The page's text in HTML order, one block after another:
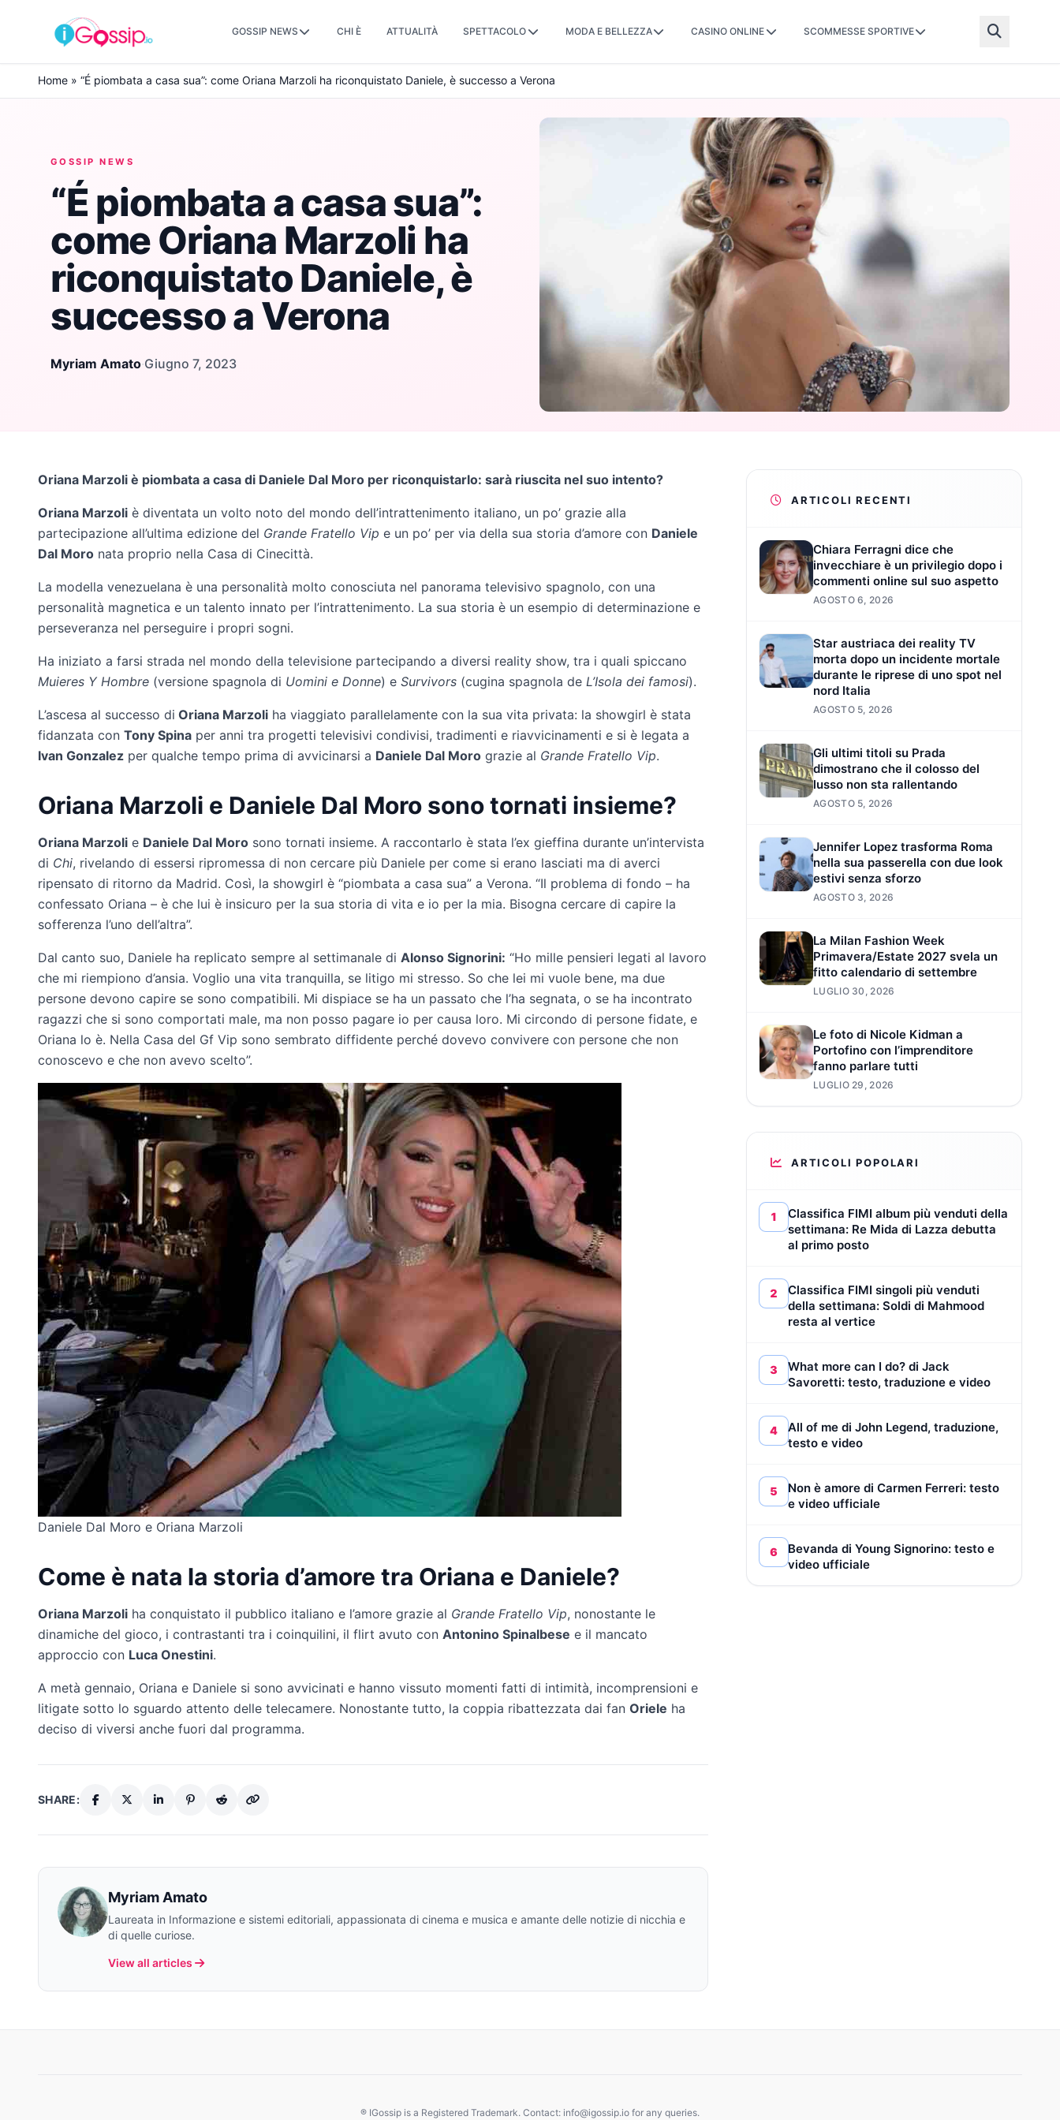
Skip to content
GOSSIP NEWS CHI È ATTUALITÀ SPETTACOLO MODA E BELLEZZA CASINO ONLINE SCOMMESSE SPORTIVE
Home » “É piombata a casa sua”: come Oriana Marzoli ha riconquistato Daniele, è successo a Verona
GOSSIP NEWS
“É piombata a casa sua”:
come Oriana Marzoli ha
riconquistato Daniele, è
successo a Verona
Myriam Amato·Giugno 7, 2023
Oriana Marzoli è piombata a casa di Daniele Dal Moro per riconquistarlo: sarà riuscita nel suo intento?
Oriana Marzoli è diventata un volto noto del mondo dell’intrattenimento italiano, un po’ grazie alla
partecipazione all’ultima edizione del Grande Fratello Vip e un po’ per via della sua storia d’amore con Daniele
Dal Moro nata proprio nella Casa di Cinecittà.
La modella venezuelana è una personalità molto conosciuta nel panorama televisivo spagnolo, con una
personalità magnetica e un talento innato per l’intrattenimento. La sua storia è un esempio di determinazione e
perseveranza nel perseguire i propri sogni.
Ha iniziato a farsi strada nel mondo della televisione partecipando a diversi reality show, tra i quali spiccano
Muieres Y Hombre (versione spagnola di Uomini e Donne) e Survivors (cugina spagnola de L’Isola dei famosi).
L’ascesa al successo di Oriana Marzoli ha viaggiato parallelamente con la sua vita privata: la showgirl è stata
fidanzata con Tony Spina per anni tra progetti televisivi condivisi, tradimenti e riavvicinamenti e si è legata a
Ivan Gonzalez per qualche tempo prima di avvicinarsi a Daniele Dal Moro grazie al Grande Fratello Vip.
Oriana Marzoli e Daniele Dal Moro sono tornati insieme?
Oriana Marzoli e Daniele Dal Moro sono tornati insieme. A raccontarlo è stata l’ex gieffina durante un’intervista
di Chi, rivelando di essersi ripromessa di non cercare più Daniele per come si erano lasciati ma di averci
ripensato di ritorno da Madrid. Così, la showgirl è “piombata a casa sua” a Verona. “Il problema di fondo – ha
confessato Oriana – è che lui è insicuro per la sua storia di vita e io per la mia. Bisogna cercare di capire la
sofferenza l’uno dell’altra”.
Dal canto suo, Daniele ha replicato sempre al settimanale di Alonso Signorini: “Ho mille pensieri legati al lavoro
che mi riempiono d’ansia. Voglio una vita tranquilla, se litigo mi stresso. So che lei mi vuole bene, ma due
persone devono capire se sono compatibili. Mi dispiace se ha un passato che l’ha segnata, o se ha incontrato
ragazzi che si sono comportati male, ma non posso pagare io per causa loro. Mi circondo di persone fidate, e
Oriana lo è. Nella Casa del Gf Vip sono sembrato diffidente perché dovevo convivere con persone che non
conoscevo e che non avevo scelto”.
Daniele Dal Moro e Oriana Marzoli
Come è nata la storia d’amore tra Oriana e Daniele?
Oriana Marzoli ha conquistato il pubblico italiano e l’amore grazie al Grande Fratello Vip, nonostante le
dinamiche del gioco, i contrastanti tra i coinquilini, il flirt avuto con Antonino Spinalbese e il mancato
approccio con Luca Onestini.
A metà gennaio, Oriana e Daniele si sono avvicinati e hanno vissuto momenti fatti di intimità, incomprensioni e
litigate sotto lo sguardo attento delle telecamere. Nonostante tutto, la coppia ribattezzata dai fan Oriele ha
deciso di viversi anche fuori dal programma.
SHARE:
Myriam Amato
Laureata in Informazione e sistemi editoriali, appassionata di cinema e musica e amante delle notizie di nicchia e
di quelle curiose.
View all articles
ARTICOLI RECENTI
Chiara Ferragni dice che
invecchiare è un privilegio dopo i
commenti online sul suo aspetto
AGOSTO 6, 2026
Star austriaca dei reality TV
morta dopo un incidente mortale
durante le riprese di uno spot nel
nord Italia
AGOSTO 5, 2026
Gli ultimi titoli su Prada
dimostrano che il colosso del
lusso non sta rallentando
AGOSTO 5, 2026
Jennifer Lopez trasforma Roma
nella sua passerella con due look
estivi senza sforzo
AGOSTO 3, 2026
La Milan Fashion Week
Primavera/Estate 2027 svela un
fitto calendario di settembre
LUGLIO 30, 2026
Le foto di Nicole Kidman a
Portofino con l’imprenditore
fanno parlare tutti
LUGLIO 29, 2026
ARTICOLI POPOLARI
1
Classifica FIMI album più venduti della
settimana: Re Mida di Lazza debutta
al primo posto
2
Classifica FIMI singoli più venduti
della settimana: Soldi di Mahmood
resta al vertice
3
What more can I do? di Jack
Savoretti: testo, traduzione e video
4
All of me di John Legend, traduzione,
testo e video
5
Non è amore di Carmen Ferreri: testo
e video ufficiale
6
Bevanda di Young Signorino: testo e
video ufficiale
® IGossip is a Registered Trademark. Contact: info@igossip.io for any queries.